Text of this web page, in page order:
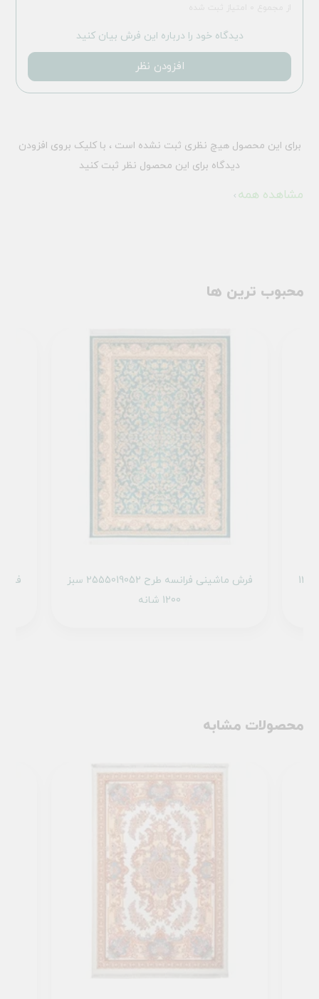
دیدگاه خود را درباره این فرش بیان کنید
افزودن نظر
برای این محصول هیچ نظری ثبت نشده است ، با کلیک بروی افزودن
دیدگاه برای این محصول نظر ثبت کنید
مشاهده همه
محبوب ترین ها
فرش ماشینی فرانسه طرح 2555019052 سبز
1200 شانه
فرش ماشینی فرانسه طرح 300321 کرم 1200
محصولات مشابه